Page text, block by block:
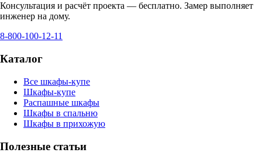
Консультация и расчёт проекта — бесплатно. Замер выполняет
инженер на дому.
8-800-100-12-11
Каталог
Все шкафы-купе
Шкафы-купе
Распашные шкафы
Шкафы в спальню
Шкафы в прихожую
Полезные статьи